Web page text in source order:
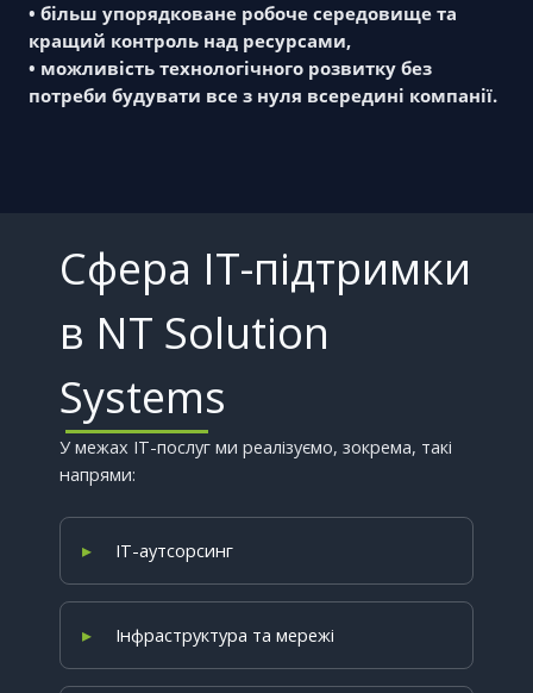
• більш упорядковане робоче середовище та
кращий контроль над ресурсами,
• можливість технологічного розвитку без
потреби будувати все з нуля всередині компанії.
Сфера ІТ-підтримки
в NT Solution
Systems
У межах ІТ-послуг ми реалізуємо, зокрема, такі
напрями:
ІТ-аутсорсинг
Інфраструктура та мережі